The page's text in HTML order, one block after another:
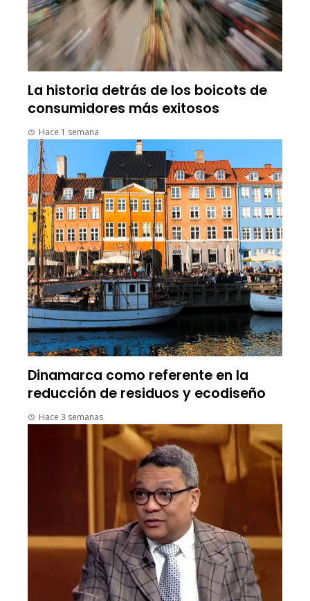
La historia detrás de los boicots de
consumidores más exitosos
Hace 1 semana
Dinamarca como referente en la
reducción de residuos y ecodiseño
Hace 3 semanas